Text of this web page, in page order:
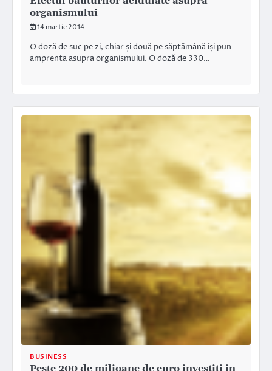
organismului
14 martie 2014
O doză de suc pe zi, chiar și două pe săptămână își pun
amprenta asupra organismului. O doză de 330…
BUSINESS
Peste 200 de milioane de euro investiti in